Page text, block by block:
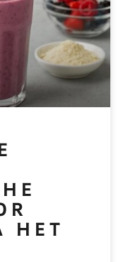
HET